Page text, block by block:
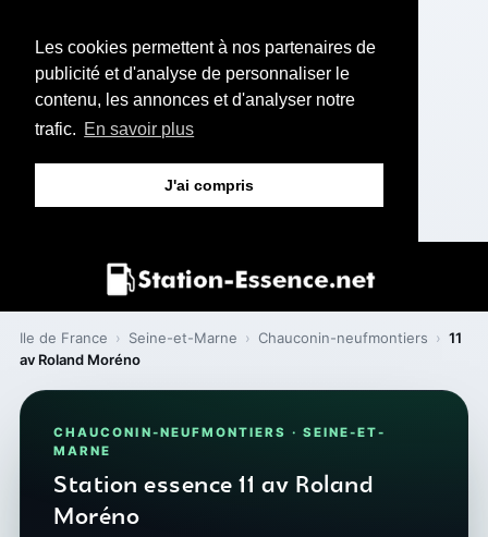
Les cookies permettent à nos partenaires de
publicité et d'analyse de personnaliser le
contenu, les annonces et d'analyser notre
trafic. En savoir plus
J'ai compris
Ile de France › Seine-et-Marne › Chauconin-neufmontiers › 11
av Roland Moréno
CHAUCONIN-NEUFMONTIERS · SEINE-ET-
MARNE
Station essence 11 av Roland
Moréno